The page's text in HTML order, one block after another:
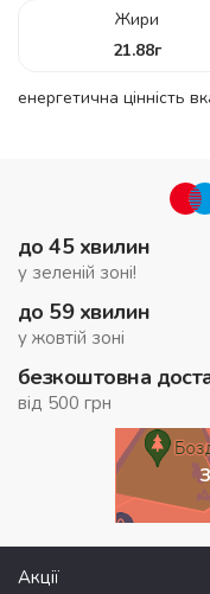
Жири
21.88г
енергетична цінність
до 45 хвилин
у зеленій зоні!
до 59 хвилин
у жовтій зоні
безкоштовна
від 500 грн
Акції